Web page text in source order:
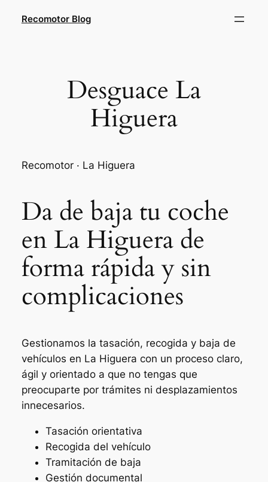
Recomotor Blog
Desguace La
Higuera
Recomotor · La Higuera
Da de baja tu coche
en La Higuera de
forma rápida y sin
complicaciones
Gestionamos la tasación, recogida y baja de
vehículos en La Higuera con un proceso claro,
ágil y orientado a que no tengas que
preocuparte por trámites ni desplazamientos
innecesarios.
Tasación orientativa
Recogida del vehículo
Tramitación de baja
Gestión documental